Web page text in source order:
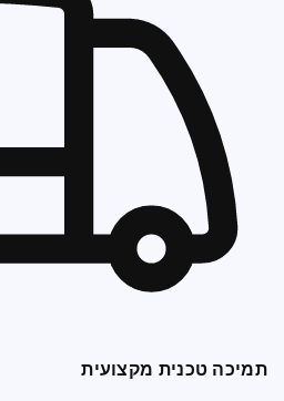
תמיכה טכנית מקצועית